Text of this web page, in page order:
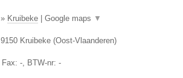
» Kruibeke Google maps ▼
9150 Kruibeke (Oost-Vlaanderen)
, Fax: - , BTW-nr: -